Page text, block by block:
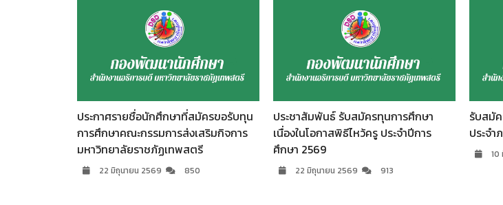
ประชาสัมพันธ์ รับสมัครทุนการศึกษา
เนื่องในโอกาสพิธีไหว้ครู ประจำปีการ
ศึกษา 2569
22 มิถุนายน 2569 913
รับสมัคร นักศึกษาพิการ รับทุนการศึกษา
ประจำภาคการศึกษาที่ 2
10 มีนาคม 2569
ประช
ศ.คร.